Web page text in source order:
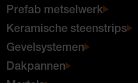
Prefab metselwerk
Keramische steenstrips
Gevelsystemen
Dakpannen